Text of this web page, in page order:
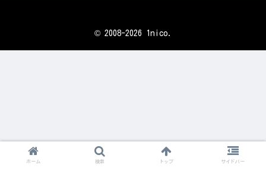
© 2008-2026 1nico.
ホーム 検索 トップ サイドバー